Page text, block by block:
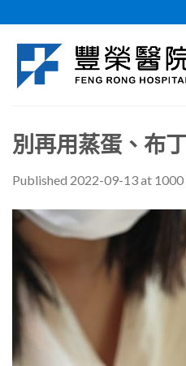
to
content
別再用蒸蛋、布
Published 2022-09-13at 1000